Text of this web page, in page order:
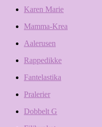
Karen Marie
Mamma-Krea
Aalerusen
Rappedikke
Fantelastika
Pralerier
Dobbelt G